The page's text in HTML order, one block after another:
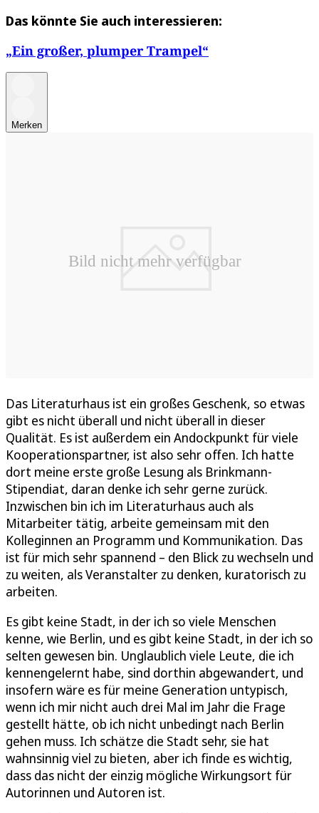
Das könnte Sie auch interessieren:
„Ein großer, plumper Trampel“
Merken
Das Literaturhaus ist ein großes Geschenk, so etwas
gibt es nicht überall und nicht überall in dieser
Qualität. Es ist außerdem ein Andockpunkt für viele
Kooperationspartner, ist also sehr offen. Ich hatte
dort meine erste große Lesung als Brinkmann-
Stipendiat, daran denke ich sehr gerne zurück.
Inzwischen bin ich im Literaturhaus auch als
Mitarbeiter tätig, arbeite gemeinsam mit den
Kolleginnen an Programm und Kommunikation. Das
ist für mich sehr spannend – den Blick zu wechseln und
zu weiten, als Veranstalter zu denken, kuratorisch zu
arbeiten.
Es gibt keine Stadt, in der ich so viele Menschen
kenne, wie Berlin, und es gibt keine Stadt, in der ich so
selten gewesen bin. Unglaublich viele Leute, die ich
kennengelernt habe, sind dorthin abgewandert, und
insofern wäre es für meine Generation untypisch,
wenn ich mir nicht auch drei Mal im Jahr die Frage
gestellt hätte, ob ich nicht unbedingt nach Berlin
gehen muss. Ich schätze die Stadt sehr, sie hat
wahnsinnig viel zu bieten, aber ich finde es wichtig,
dass das nicht der einzig mögliche Wirkungsort für
Autorinnen und Autoren ist.